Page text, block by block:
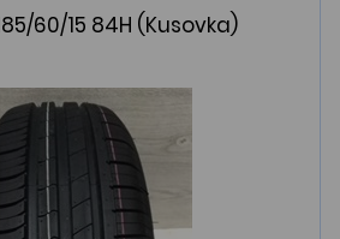
60/15 84H (Kusovka)